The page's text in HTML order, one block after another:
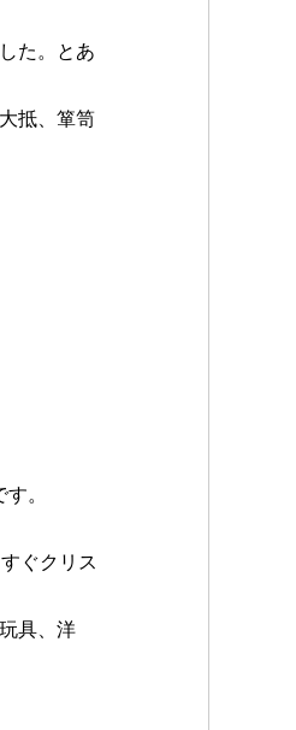
た。とあ
抵、箪笥
。
ぐクリス
具、洋